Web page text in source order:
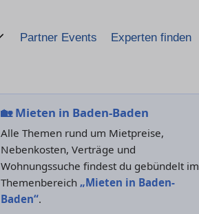
Partner Events Experten finden
🏡Mieten in Baden-Baden
Alle Themen rund um Mietpreise,
Nebenkosten, Verträge und
Wohnungssuche findest du gebündelt im
Themenbereich „Mieten in Baden-
Baden“.